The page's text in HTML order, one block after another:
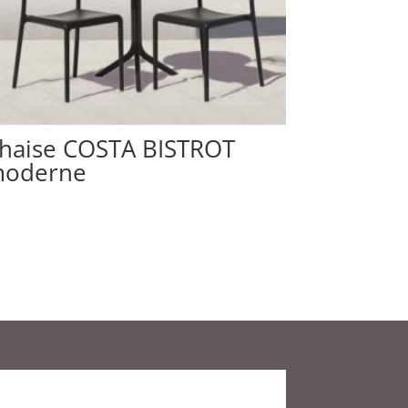
COSTA BISTROT